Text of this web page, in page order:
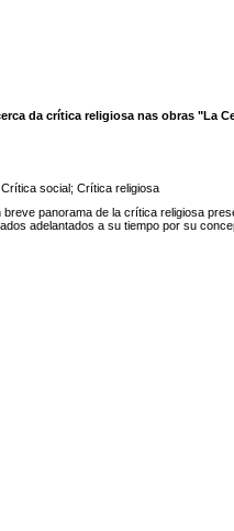
da crítica religiosa nas obras "La
Crítica social; Crítica religiosa
panorama de la crítica religiosa
adelantados a su tiempo por su